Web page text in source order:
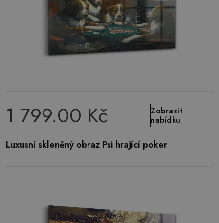
1 799.00 Kč
Zobrazit
nabídku
Luxusní skleněný obraz Psi hrající poker